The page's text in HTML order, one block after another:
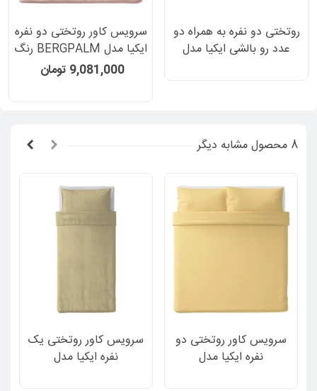
روتختی دو نفره به همراه دو
عدد رو بالشی ایکیا مدل
سرویس کاور روتختی دو نفره
ایکیا مدل BERGPALM رنگ
صورتی راه راه 3 تکه
9,081,000 تومان
8 محصول مشابه دیگر
سرویس کاور روتختی دو
نفره ایکیا مدل
سرویس کاور روتختی یک
نفره ایکیا مدل